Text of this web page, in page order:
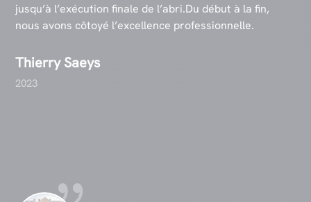
jusqu’à l’exécution finale de l’abri.Du début à la fin,
nous avons côtoyé l’excellence professionnelle.
Thierry Saeys
2023